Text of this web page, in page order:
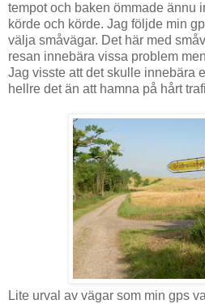
tempot och baken ömmade ännu
körde och körde. Jag följde min
välja småvägar. Det här med
resan innebära vissa problem
Jag visste att det skulle innebära
hellre det än att hamna på hårt
Lite urval av vägar som min gps